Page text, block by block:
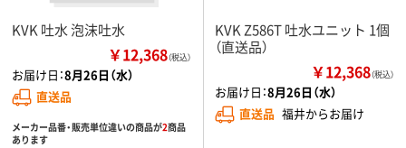
KVK 吐水 泡沫吐水
￥12,368（税込）
お届け日：8月26日（水）
直送品
メーカー品番・販売単位違いの商品が2商品
あります
KVK Z586T 吐水ユニット 1個
（直送品）
￥12,368（税込）
お届け日：8月26日（水）
直送品 福井からお届け